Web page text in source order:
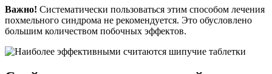
Важно! Систематически пользоваться этим способом лечения
похмельного синдрома не рекомендуется. Это обусловлено
большим количеством побочных эффектов.